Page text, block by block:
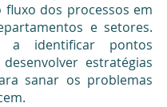
fluxo dos processos em
e setores.
a identificar pontos
estratégias
sanar os problemas